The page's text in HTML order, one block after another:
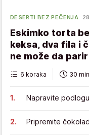
DESERTI BEZ PEČENJA
Eskimko torta
keksa, dva fila i
ne može da
6 koraka 30
Napravite podlogu
Pripremite